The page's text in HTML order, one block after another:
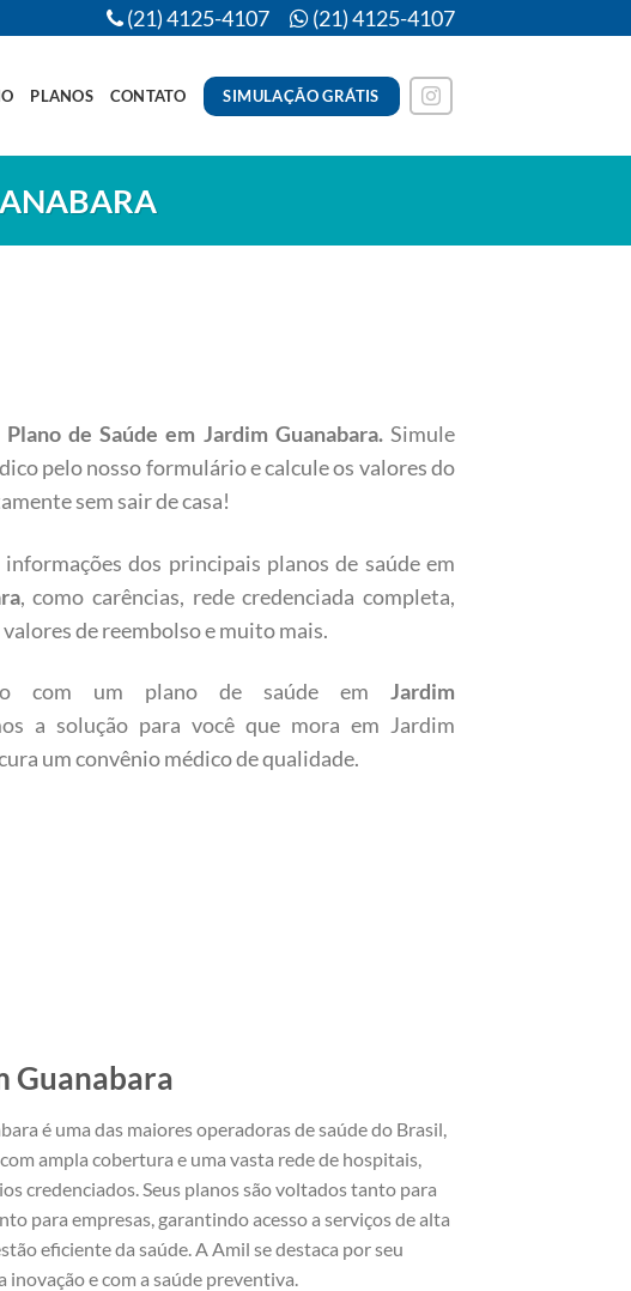
(21) 4125-4107 (21) 4125-4107
PLANOS CONTATO SIMULAÇÃO GRÁTIS
Plano de Saúde em Jardim Guanabara.Simule
pelo nosso formulário e calcule os valores do
sem sair de casa!
dos principais planos de saúde em
, como carências, rede credenciada completa,
de reembolso e muito mais.
com um plano de saúde em Jardim
a solução para você que mora em Jardim
um convênio médico de qualidade.
Guanabara
é uma das maiores operadoras de saúde do Brasil,
ampla cobertura e uma vasta rede de hospitais,
credenciados. Seus planos são voltados tanto para
para empresas, garantindo acesso a serviços de alta
eficiente da saúde. A Amil se destaca por seu
inovação e com a saúde preventiva.